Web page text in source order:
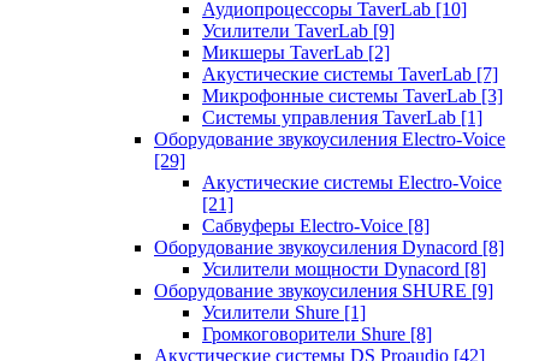
Аудиопроцессоры TaverLab [10]
Усилители TaverLab [9]
Микшеры TaverLab [2]
Акустические системы TaverLab [7]
Микрофонные системы TaverLab [3]
Системы управления TaverLab [1]
Оборудование звукоусиления Electro-Voice
[29]
Акустические системы Electro-Voice
[21]
Сабвуферы Electro-Voice [8]
Оборудование звукоусиления Dynacord [8]
Усилители мощности Dynacord [8]
Оборудование звукоусиления SHURE [9]
Усилители Shure [1]
Громкоговорители Shure [8]
Акустические системы DS Proaudio [42]